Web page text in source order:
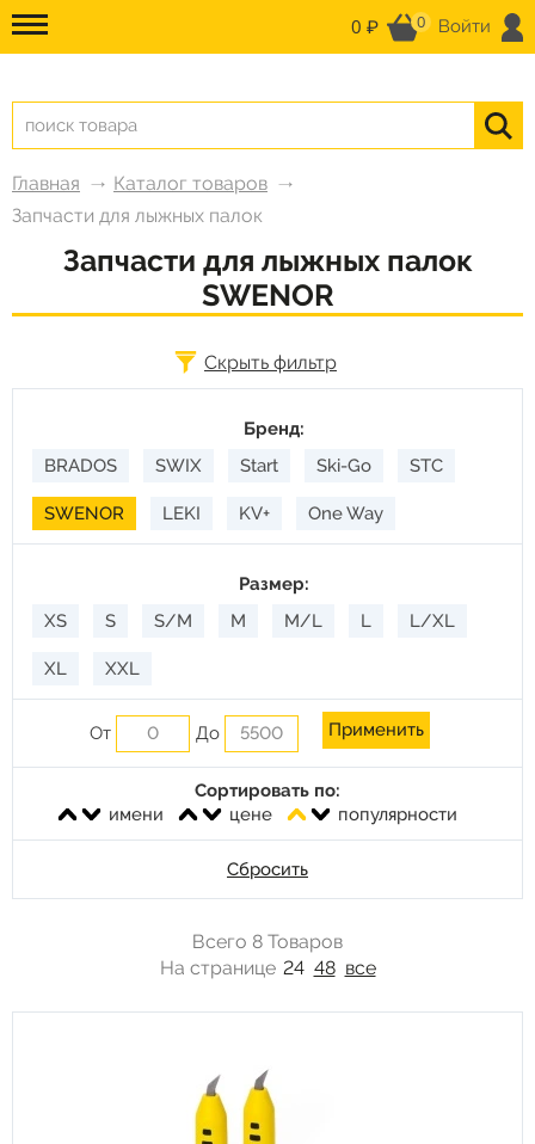
0 ₽ 0 Войти
Главная
Каталог товаров
Запчасти для лыжных палок
Запчасти для лыжных палок
SWENOR
Скрыть фильтр
Бренд:
BRADOS
SWIX Start Ski-Go STC
SWENOR LEKI KV+ One Way
Размер:
XS
S S/M M M/L L L/XL
XL XXL
Сортировать по:
имени
цене популярности
От До
Сбросить
Всего 8 Товаров
На странице 24 48 все